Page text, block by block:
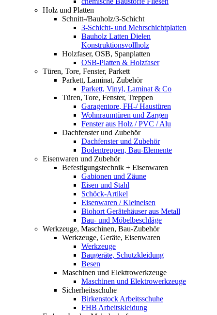
Holz und Platten
Schnitt-/Bauholz/3-Schicht
3-Schicht- und Mehrschichtplatten
Bauholz Latten Dielen
Konstruktionsvollholz
Holzfaser, OSB, Spanplatten
OSB-Platten & Holzfaser
Türen, Tore, Fenster, Parkett
Parkett, Laminat, Zubehör
Parkett, Vinyl, Laminat & Co
Türen, Tore, Fenster, Treppen
Garagentore, FH-/ Haustüren
Wohnraumtüren und Zargen
Fenster aus Holz / PVC / Alu
Dachfenster und Zubehör
Dachfenster und Zubehör
Bodentreppen, Bau-Elemente
Eisenwaren und Zubehör
Befestigungstechnik + Eisenwaren
Gabionen und Zäune
Eisen und Stahl
Schöck-Artikel
Eisenwaren / Kleineisen
Biohort Gerätehäuser aus Metall
Bau- und Möbelbeschläge
Werkzeuge, Maschinen, Bau-Zubehör
Werkzeuge, Geräte, Eisenwaren
Werkzeuge
Baugeräte, Schutzkleidung
Besen
Maschinen und Elektrowerkzeuge
Maschinen und Elektrowerkzeuge
Sicherheitsschuhe
Birkenstock Arbeitsschuhe
FHB Arbeitskleidung